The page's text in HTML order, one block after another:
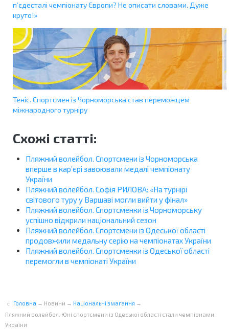
п’єдесталі чемпіонату Європи? Не описати словами. Дуже
круто!»
Теніс. Спортсмен із Чорноморська став переможцем
міжнародного турніру
Схожі статті:
Пляжний волейбол. Спортсмени із Чорноморська
вперше в кар’єрі завоювали медалі чемпіонату
України
Пляжний волейбол. Софія РИЛОВА: «На турнірі
світового туру у Варшаві могли вийти у фінал»
Пляжний волейбол. Спортсменки із Чорноморську
успішно відкрили національний сезон
Пляжний волейбол. Спортсмени із Одеської області
продовжили медальну серію на чемпіонатах України
Пляжний волейбол. Спортсменки із Одеської області
перемогли в чемпіонаті України
Головна → Новини → Національні змагання →
Пляжний волейбол. Юні спортсмени із Одеської області стали чемпіонами
України